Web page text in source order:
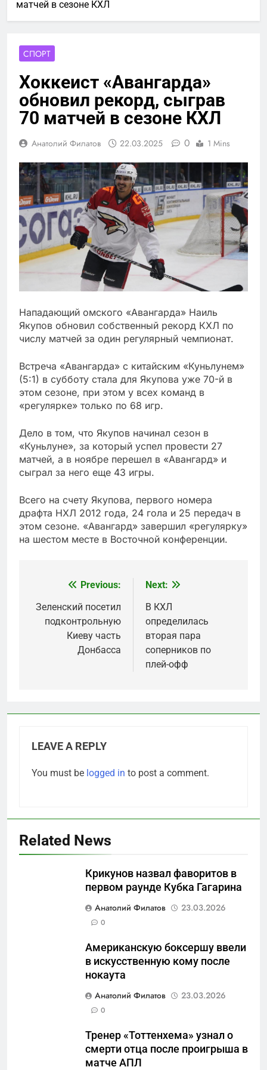
матчей в сезоне КХЛ
СПОРТ
Хоккеист «Авангарда»
обновил рекорд, сыграв
70 матчей в сезоне КХЛ
Анатолий Филатов 22.03.2025 0 1 Mins
Нападающий омского «Авангарда» Наиль
Якупов обновил собственный рекорд КХЛ по
числу матчей за один регулярный чемпионат.
Встреча «Авангарда» с китайским «Куньлунем»
(5:1) в субботу стала для Якупова уже 70-й в
этом сезоне, при этом у всех команд в
«регулярке» только по 68 игр.
Дело в том, что Якупов начинал сезон в
«Куньлуне», за который успел провести 27
матчей, а в ноябре перешел в «Авангард» и
сыграл за него еще 43 игры.
Всего на счету Якупова, первого номера
драфта НХЛ 2012 года, 24 гола и 25 передач в
этом сезоне. «Авангард» завершил «регулярку»
на шестом месте в Восточной конференции.
navigation
Previous:
Зеленский посетил
подконтрольную
Киеву часть
Донбасса
Next:
В КХЛ
определилась
вторая пара
соперников по
плей-офф
LEAVE A REPLY
You must be logged in to post a comment.
Related News
Крикунов назвал фаворитов в
первом раунде Кубка Гагарина
Анатолий Филатов
23.03.2026
0
Американскую боксершу ввели
в искусственную кому после
нокаута
Анатолий Филатов
23.03.2026
0
Тренер «Тоттенхема» узнал о
смерти отца после проигрыша в
матче АПЛ
Отрезанные от помощи:
маркетплейсы «умывают
руки» после ударов по
складам Wildberries?
САНКТ-ПЕТЕРБУРГ И ОБЛАСТЬ
«Ростех» разъедают изнутри:
Серовский оборонный завод
САНКТ-ПЕТЕРБУРГ И ОБЛАСТЬ